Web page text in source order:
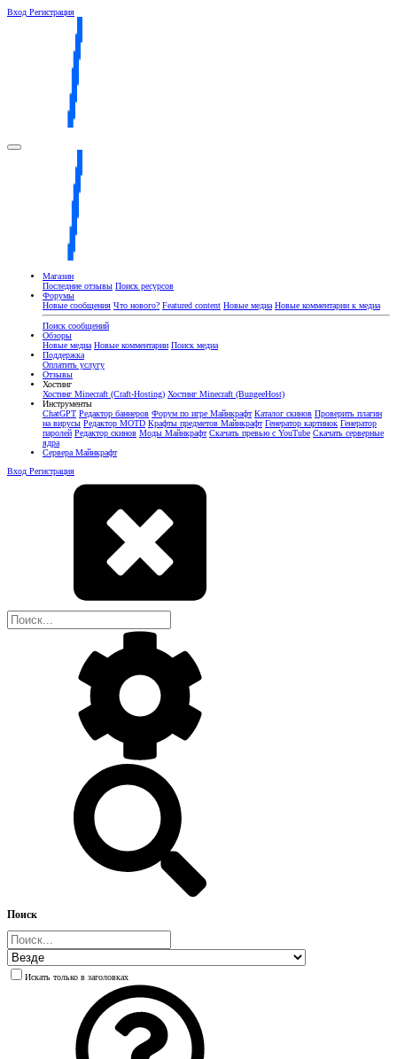
Вход Регистрация
Магазин
Последние отзывы Поиск ресурсов
Форумы
Новые сообщения Что нового? Featured content Новые медиа Новые комментарии к медиа
Поиск сообщений
Обзоры
Новые медиа Новые комментарии Поиск медиа
Поддержка
Оплатить услугу
Отзывы
Хостинг
Хостинг Minecraft (Craft-Hosting) Хостинг Minecraft (BungeeHost)
Инструменты
ChatGPT Редактор баннеров Форум по игре Майнкрафт Каталог скинов Проверить плагин
на вирусы Редактор MOTD Крафты предметов Майнкрафт Генератор картинок Генератор
паролей Редактор скинов Моды Майнкрафт Скачать превью с YouTube Скачать серверные
ядра
Сервера Майнкрафт
Вход Регистрация
Поиск
Искать только в заголовках